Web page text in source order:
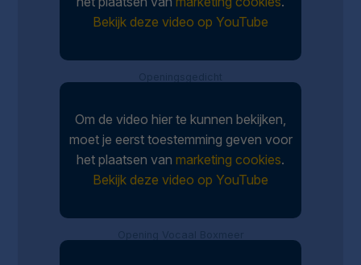
Bekijk deze video op YouTube
Om de video hier te kunnen bekijken,
moet je eerst toestemming geven voor
het plaatsen van marketing cookies.
Bekijk deze video op YouTube